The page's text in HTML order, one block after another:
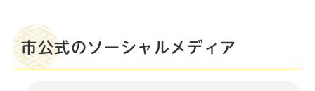
市公式のソーシャルメディア